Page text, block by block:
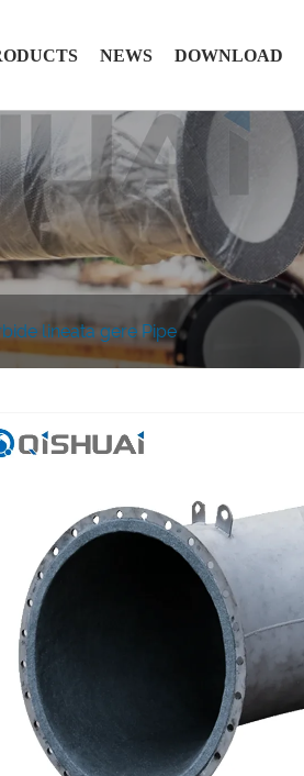
NEWS DOWNLOAD
lineata gere Pipe